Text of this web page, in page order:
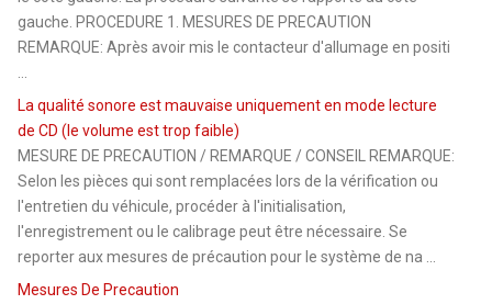
gauche. PROCEDURE 1. MESURES DE PRECAUTION
REMARQUE: Après avoir mis le contacteur d'allumage en positi
La qualité sonore est mauvaise uniquement en mode lecture
de CD (le volume est trop faible)
MESURE DE PRECAUTION / REMARQUE / CONSEIL REMARQUE:
Selon les pièces qui sont remplacées lors de la vérification ou
l'entretien du véhicule, procéder à l'initialisation,
l'enregistrement ou le calibrage peut être nécessaire. Se
reporter aux mesures de précaution pour le système de na ...
Mesures De Precaution